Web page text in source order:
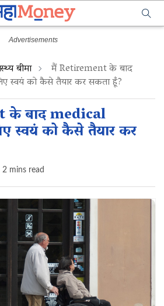
बीमा मैं Retirement के बाद
स्वयं को कैसे तैयार कर सकता हूँ?
बाद medical
स्वयं को कैसे तैयार कर
2 mins read